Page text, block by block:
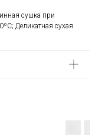
сушка при
Деликатная сухая